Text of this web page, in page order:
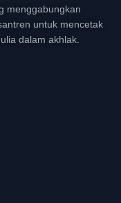
menggabungkan
untuk mencetak
dalam akhlak.